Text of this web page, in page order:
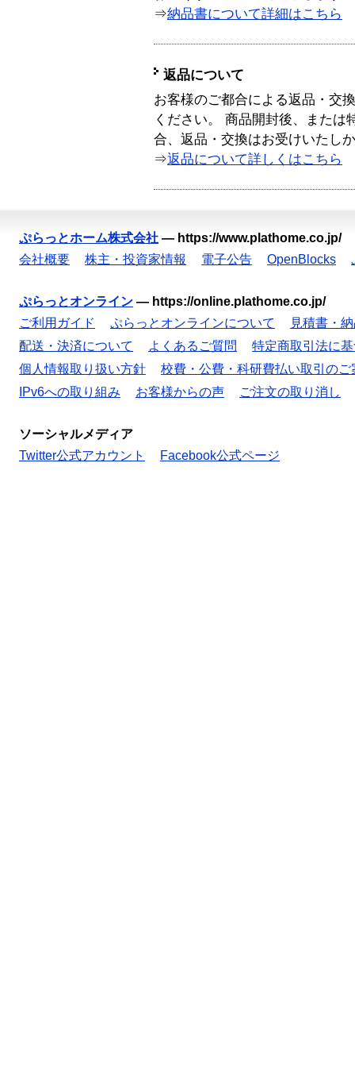
⇒納品書について詳細はこちら
返品について
お客様のご都合による返品・交
ください。 商品開封後、または
合、返品・交換はお受けいたし
⇒返品について詳しくはこちら
ぷらっとホーム株式会社 — https://www.plathome.co.jp/
会社概要
株主・投資家情報 電子公告 OpenBlocks
ぷらっとオンライン — https://online.plathome.co.jp/
ご利用ガイド
ぷらっとオンラインについて
見積書・
配送・決済について
よくあるご質問
特定商取引法に
個人情報取り扱い方針
校費・公費・科研費払い取引のご
IPv6への取り組み
お客様からの声 ご注文の取り消し
ソーシャルメディア
Twitter公式アカウント
Facebook公式ページ